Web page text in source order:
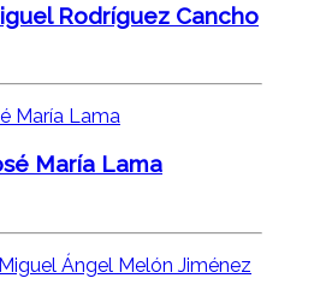
Rodríguez Cancho
María Lama